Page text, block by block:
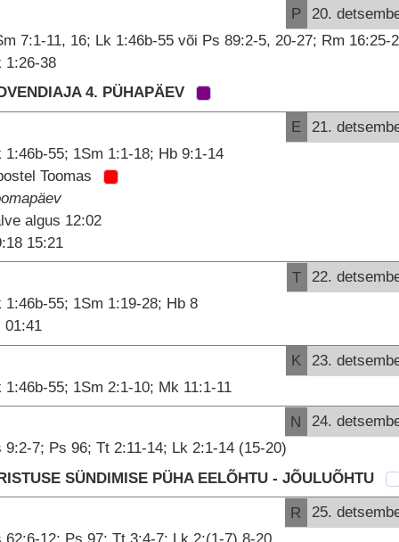
P
20.
7:1-11, 16; Lk 1:46b-55 või Ps 89:2-5, 20-27; Rm 16:25-
1:26-38
4. PÜHAPÄEV
E
21.
1:46b-55; 1Sm 1:1-18; Hb 9:1-14
Toomas
algus 12:02
15:21
T
22.
1:46b-55; 1Sm 1:19-28; Hb 8
01:41
K
23.
1:46b-55; 1Sm 2:1-10; Mk 11:1-11
N
24.
9:2-7; Ps 96; Tt 2:11-14; Lk 2:1-14 (15-20)
SÜNDIMISE PÜHA EELÕHTU - JÕULUÕHTU
R
25.